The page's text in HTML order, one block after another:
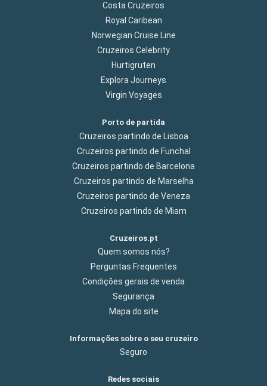
Costa Cruzeiros
Royal Caribean
Norwegian Cruise Line
Cruzeiros Celebrity
Hurtigruten
Explora Journeys
Virgin Voyages
Porto de partida
Cruzeiros partindo de Lisboa
Cruzeiros partindo de Funchal
Cruzeiros partindo de Barcelona
Cruzeiros partindo de Marselha
Cruzeiros partindo de Veneza
Cruzeiros partindo de Miam
Cruzeiros.pt
Quem somos nós?
Perguntas Frequentes
Condições gerais de venda
Segurança
Mapa do site
Informações sobre o seu cruzeiro
Seguro
Redes sociais